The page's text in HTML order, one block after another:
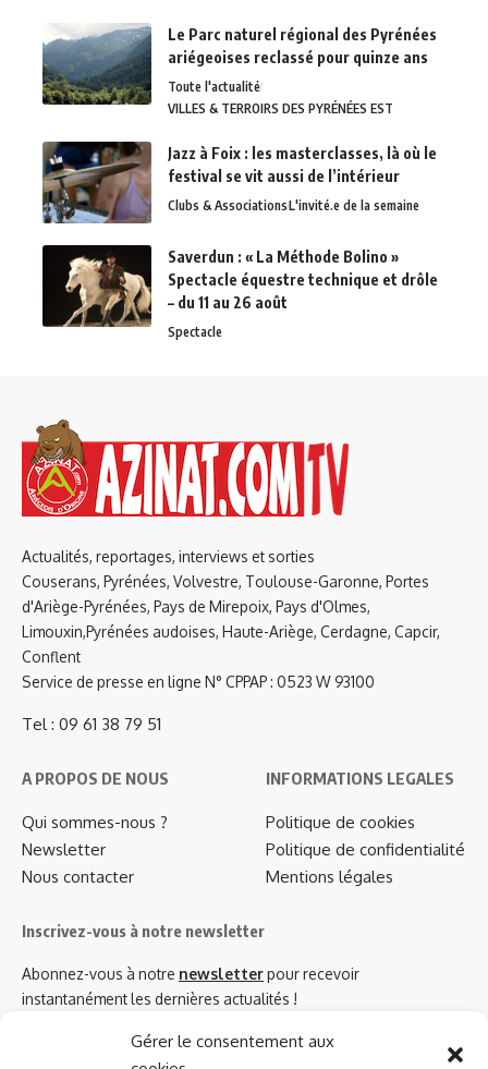
Gérer le consentement aux
Le Parc naturel régional des Pyrénées
ariégeoises reclassé pour quinze ans
Toute l'actualité
VILLES & TERROIRS DES PYRÉNÉES EST
Jazz à Foix : les masterclasses, là où le
festival se vit aussi de l’intérieur
Clubs & AssociationsL'invité.e de la semaine
Saverdun : « La Méthode Bolino »
Spectacle équestre technique et drôle
– du 11 au 26 août
Spectacle
Actualités, reportages, interviews et sorties
Couserans, Pyrénées, Volvestre, Toulouse-Garonne, Portes
d'Ariège-Pyrénées, Pays de Mirepoix, Pays d'Olmes,
Limouxin,Pyrénées audoises, Haute-Ariège, Cerdagne, Capcir,
Conflent
Service de presse en ligne N° CPPAP : 0523 W 93100
Tel : 09 61 38 79 51
A PROPOS DE NOUS
Qui sommes-nous ?
Newsletter
Nous contacter
INFORMATIONS LEGALES
Politique de cookies
Politique de confidentialité
Mentions légales
Inscrivez-vous à notre newsletter
Abonnez-vous à notre newsletterpour recevoir
instantanément les dernières actualités !